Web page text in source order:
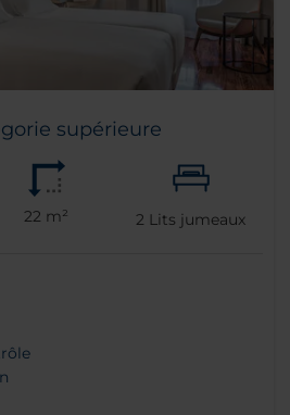
supérieure
22 m² 2 Lits jumeaux